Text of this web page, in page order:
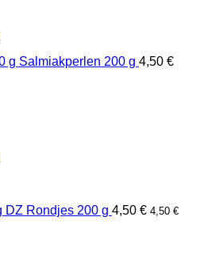
Salmiakperlen 200 g 4,50 €
DZ Rondjes 200 g 4,50 € 4,50 €